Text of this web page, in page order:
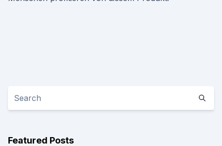
Featured Posts